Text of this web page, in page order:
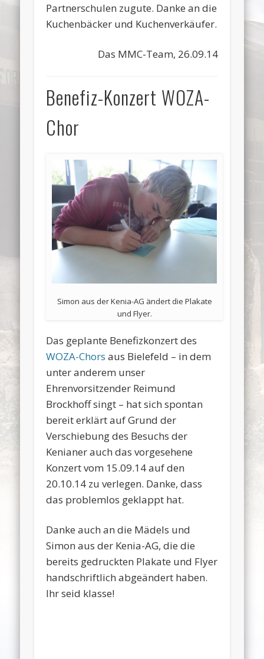
Partnerschulen zugute. Danke an die
Kuchenbäcker und Kuchenverkäufer.
Das MMC-Team, 26.09.14
Benefiz-Konzert WOZA-
Chor
Simon aus der Kenia-AG ändert die Plakate
und Flyer.
Das geplante Benefizkonzert des
WOZA-Chors aus Bielefeld – in dem
unter anderem unser
Ehrenvorsitzender Reimund
Brockhoff singt – hat sich spontan
bereit erklärt auf Grund der
Verschiebung des Besuchs der
Kenianer auch das vorgesehene
Konzert vom 15.09.14 auf den
20.10.14 zu verlegen. Danke, dass
das problemlos geklappt hat.
Danke auch an die Mädels und
Simon aus der Kenia-AG, die die
bereits gedruckten Plakate und Flyer
handschriftlich abgeändert haben.
Ihr seid klasse!